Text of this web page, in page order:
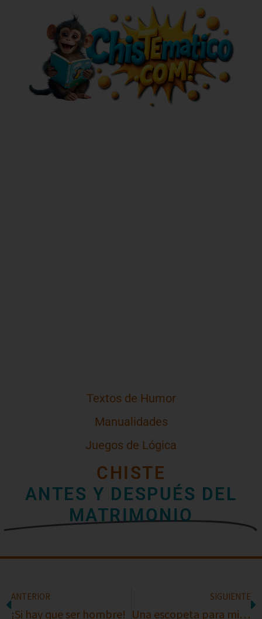
Textos de Humor
Manualidades
Juegos de Lógica
CHISTE
ANTES Y DESPUÉS DEL
MATRIMONIO
ANTERIOR
¡Si hay que ser hombre!
SIGUIENTE
Una escopeta para mi marido